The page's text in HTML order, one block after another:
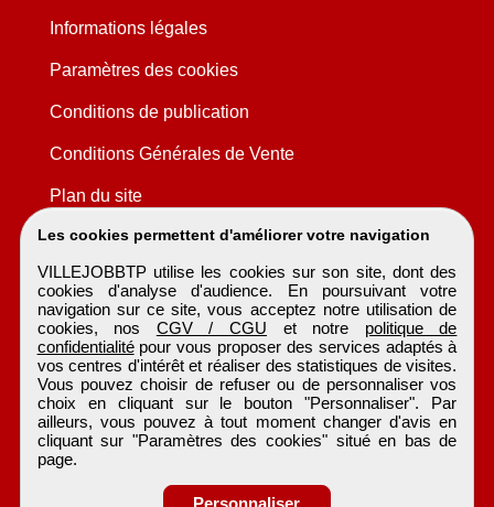
Les cookies permettent d'améliorer votre navigation
VILLEJOBBTP utilise les cookies sur son site, dont des
cookies d'analyse d'audience. En poursuivant votre
navigation sur ce site, vous acceptez notre utilisation de
cookies, nos CGV / CGU et notre politique de
confidentialitépour vous proposer des services adaptés à
vos centres d'intérêt et réaliser des statistiques de visites.
Vous pouvez choisir de refuser ou de personnaliser vos
choix en cliquant sur le bouton "Personnaliser". Par
ailleurs, vous pouvez à tout moment changer d'avis en
cliquant sur "Paramètres des cookies" situé en bas de
page.
Personnaliser
Informations légales
Paramètres des cookies
Conditions de publication
Conditions Générales de Vente
Plan du site